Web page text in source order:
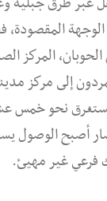
المركز
إلى مركز
نحو خمس
أصبح الوصول
غير مهيئ.